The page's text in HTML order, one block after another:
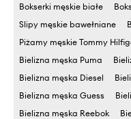
Bokserki męskie białe
Slipy męskie bawełniane
Piżamy męskie Tommy
Bielizna męska Puma
Bielizna męska Diesel
Bielizna męska Guess
Bielizna męska Reebok